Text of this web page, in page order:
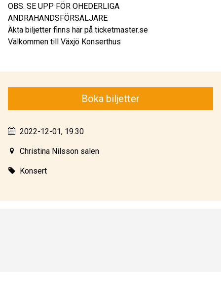
Boka biljetter
2022-12-01, 19.30
Christina Nilsson salen
Konsert
OBS. SE UPP FÖR OHEDERLIGA
ANDRAHANDSFÖRSÄLJARE
Äkta biljetter finns här på ticketmaster.se
Välkommen till Växjö Konserthus